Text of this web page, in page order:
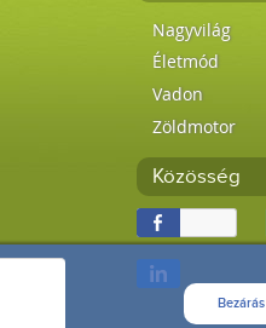
Bezárás
Nagyvilág
Életmód
Vadon
Zöldmotor
Közösség